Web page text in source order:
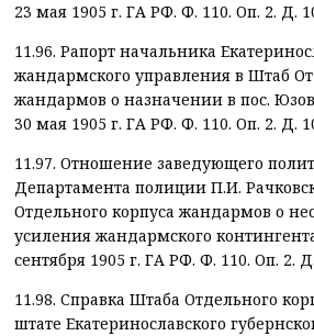
23 мая 1905 г. ГА РФ. Ф. 110. Оп. 2. Д.
11.96. Рапорт начальника
жандармского управления в Штаб
жандармов о назначении в пос.
30 мая 1905 г. ГА РФ. Ф. 110. Оп. 2. Д.
11.97. Отношение заведующего
Департамента полиции П.И.
Отдельного корпуса жандармов о
усиления жандармского
сентября 1905 г. ГА РФ. Ф. 110. Оп. 2.
11.98. Справка Штаба Отдельного
штате Екатеринославского